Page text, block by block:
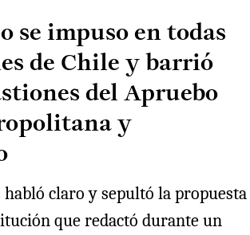
se impuso en todas
de Chile y barrió
del Apruebo
y
habló claro y sepultó la propuesta
que redactó durante un